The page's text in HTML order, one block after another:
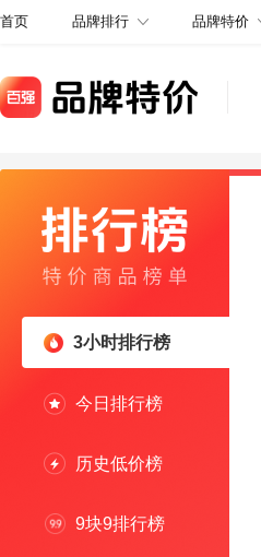
首页 品牌排行 品牌特价
3小时排行榜
今日排行榜
历史低价榜
9块9排行榜